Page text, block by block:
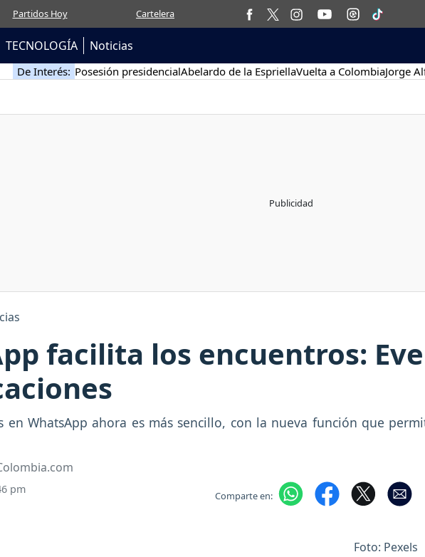
Partidos Hoy Cartelera
TECNOLOGÍA Noticias
De Interés: Posesión presidencialAbelardo de la EspriellaVuelta a ColombiaJorge
facilita los encuentros:
en WhatsApp ahora es más sencillo, con la nueva función que
pm Comparte en:
Foto: Pexels